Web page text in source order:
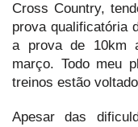
Cross Country,
prova qualificatória
a prova de 10km
março. Todo meu
treinos estão
Apesar das